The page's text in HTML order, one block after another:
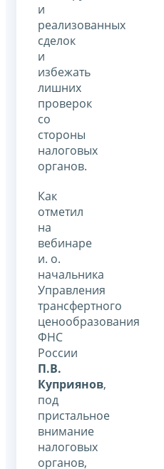
и
реализованных
сделок
и
избежать
лишних
проверок
со
стороны
налоговых
органов.
Как
отметил
на
вебинаре
и. о.
начальника
Управления
трансфертного
ценообразования
ФНС
России
П.В.
Куприянов,
под
пристальное
внимание
налоговых
органов,